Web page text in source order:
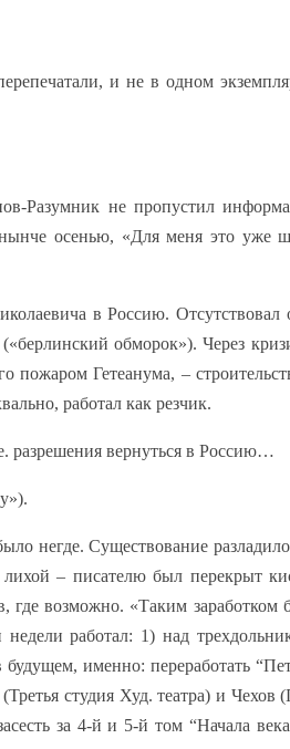
и не в одном
Разумник не пропустил
осенью, «Для меня это уже
в Россию. Отсутствовал
обморок»). Через
пожаром Гетеанума, –
работал как резчик.
разрешения вернуться в Россию…
негде. Существование
– писателю был перекрыт
где возможно. «Таким
работал: 1) над
именно: переработать
студия Худ. театра) и Чехов
за 4-й и 5-й том “Начала